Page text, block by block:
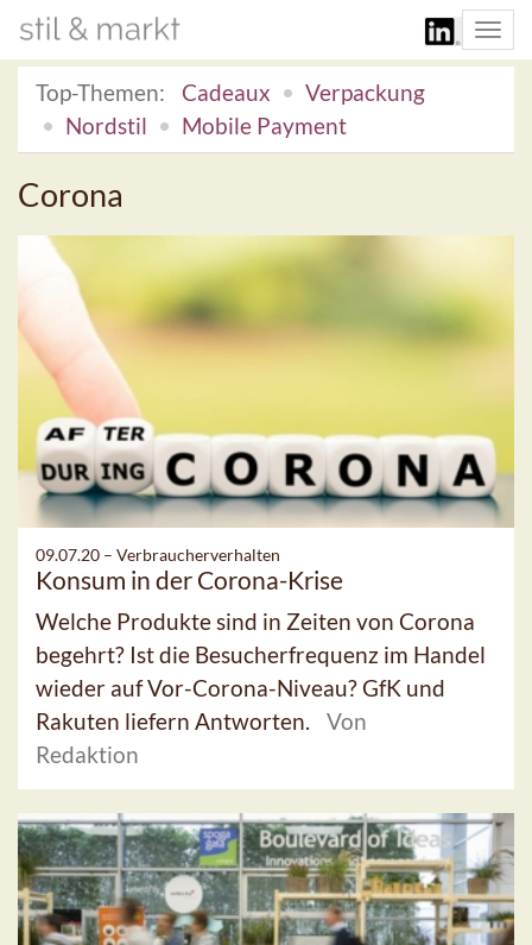
Top-Themen:
Cadeaux
Verpackung
Nordstil
Mobile Payment
Corona
09.07.20 – Verbraucherverhalten
Konsum in der Corona-Krise
Welche Produkte sind in Zeiten von Corona
begehrt? Ist die Besucherfrequenz im Handel
wieder auf Vor-Corona-Niveau? GfK und
Rakuten liefern Antworten.
Von
Redaktion